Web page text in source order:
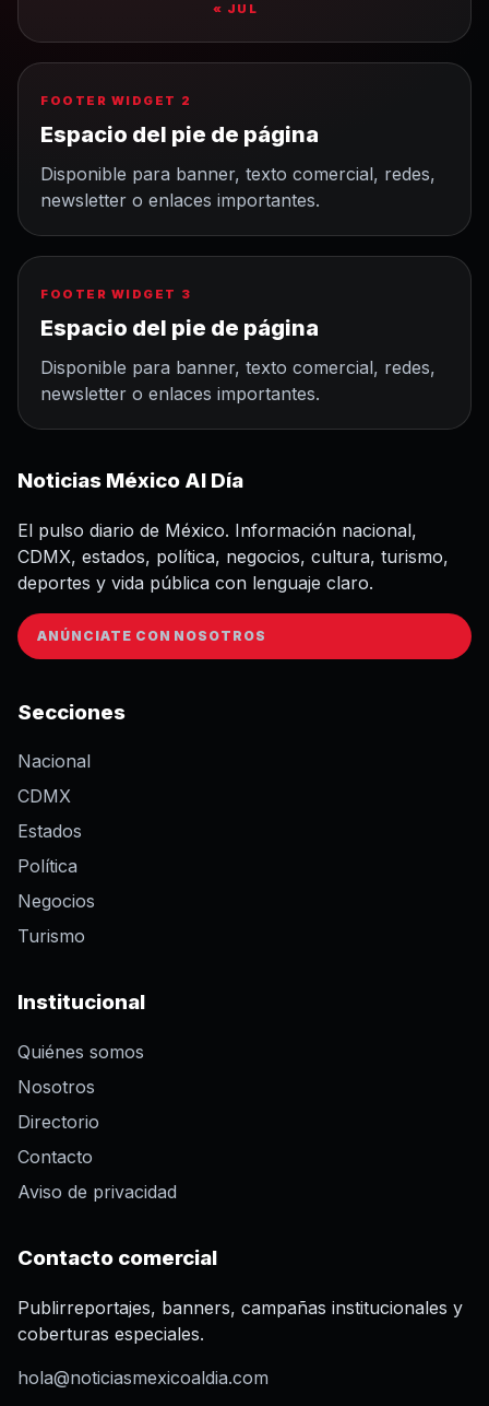
« JUL
FOOTER WIDGET 2
Espacio del pie de página
Disponible para banner, texto comercial, redes,
newsletter o enlaces importantes.
FOOTER WIDGET 3
Espacio del pie de página
Disponible para banner, texto comercial, redes,
newsletter o enlaces importantes.
Noticias México Al Día
El pulso diario de México. Información nacional,
CDMX, estados, política, negocios, cultura, turismo,
deportes y vida pública con lenguaje claro.
ANÚNCIATE CON NOSOTROS
Secciones
Nacional
CDMX
Estados
Política
Negocios
Turismo
Institucional
Quiénes somos
Nosotros
Directorio
Contacto
Aviso de privacidad
Contacto comercial
Publirreportajes, banners, campañas institucionales y
coberturas especiales.
hola@noticiasmexicoaldia.com